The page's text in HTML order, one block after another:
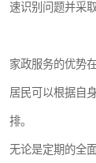
速识别问题并采
家政服务的优势
居民可以根据自
排。
无论是定期的全